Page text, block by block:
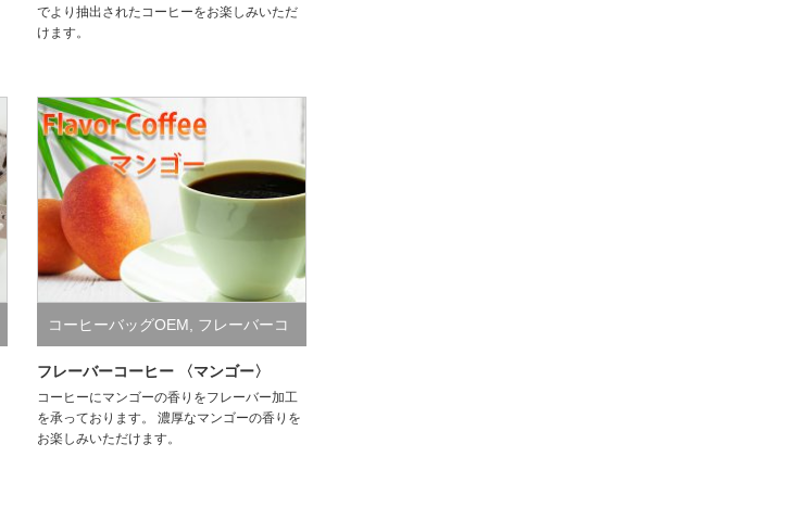
でより抽出されたコーヒーをお楽しみいただ
けます。
コーヒーバッグOEM フレーバーコ
ーヒー加工
フレーバーコーヒー 〈マンゴー〉
コーヒーにマンゴーの香りをフレーバー加工
を承っております。 濃厚なマンゴーの香りを
お楽しみいただけます。